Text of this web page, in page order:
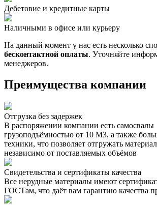
Дебетовие и кредитные карты
Наличными в офисе или курьеру
На данный момент у нас есть несколько
бесконтактной оплаты. Уточняйте
менеджеров.
Преимущества компании
Отгрузка без задержек
В распоряжении компании есть самосвалы
грузоподъёмностью от 10 М3, а также
техники, что позволяет отгружать
независимо от поставляемых объёмов
Свидетельства и сертификаты качества
Все нерудные материалы имеют
ГОСТам, что даёт вам гарантию качества